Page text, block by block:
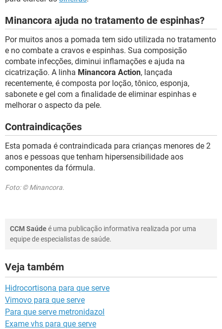
Minancora ajuda no tratamento de espinhas?
Por muitos anos a pomada tem sido utilizada no tratamento
e no combate a cravos e espinhas. Sua composição
combate infecções, diminui inflamações e ajuda na
cicatrização. A linha Minancora Action, lançada
recentemente, é composta por loção, tônico, esponja,
sabonete e gel com a finalidade de eliminar espinhas e
melhorar o aspecto da pele.
Contraindicações
Esta pomada é contraindicada para crianças menores de 2
anos e pessoas que tenham hipersensibilidade aos
componentes da fórmula.
Foto: © Minancora.
CCM Saúdeé uma publicação informativa realizada por uma
equipe de especialistas de saúde.
Veja também
Hidrocortisona para que serve
Vimovo para que serve
Para que serve metronidazol
Exame vhs para que serve